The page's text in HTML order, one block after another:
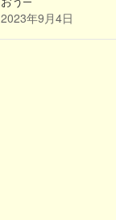
2023年9月4日